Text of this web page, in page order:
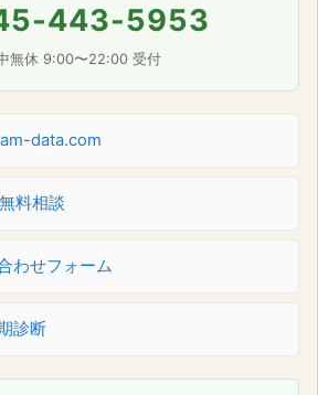
443-5953
無休 9:00〜22:00 受付
data.com
料相談
わせフォーム
診断